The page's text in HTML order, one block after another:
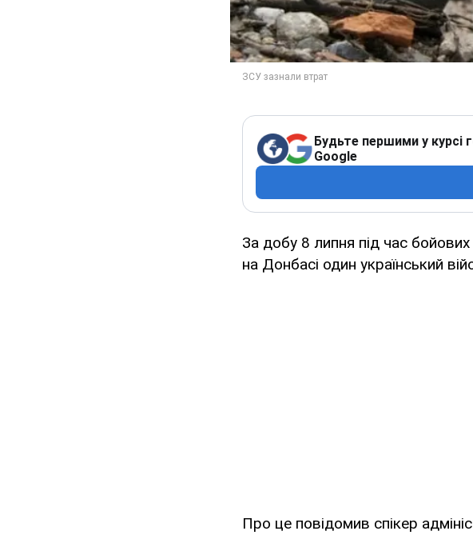
Будьте першими у курсі
Google
За добу 8 липня під час бойових
на Донбасі один український
Про це повідомив спікер